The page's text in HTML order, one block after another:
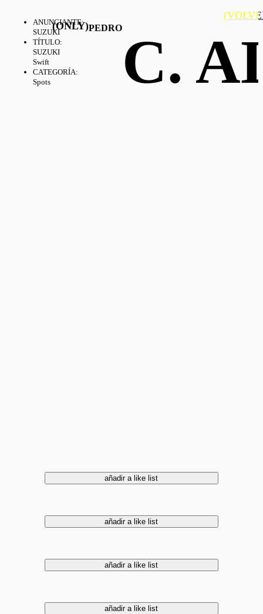
ANUNCIANTE:
SUZUKI
TÍTULO:
SUZUKI
Swift
CATEGORÍA:
Spots
(ONLY)PEDRO C.
añadir a like list
añadir a like list
añadir a like list
añadir a like list